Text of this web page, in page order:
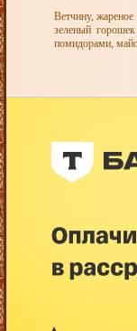
Ветчину,
зеленый
помидорами,